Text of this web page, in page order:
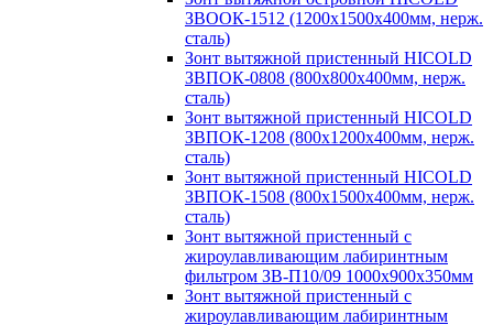
ЗВООК-1512 (1200х1500х400мм, нерж.
сталь)
Зонт вытяжной пристенный HICOLD
ЗВПОК-0808 (800х800х400мм, нерж.
сталь)
Зонт вытяжной пристенный HICOLD
ЗВПОК-1208 (800х1200х400мм, нерж.
сталь)
Зонт вытяжной пристенный HICOLD
ЗВПОК-1508 (800х1500х400мм, нерж.
сталь)
Зонт вытяжной пристенный с
жироулавливающим лабиринтным
фильтром ЗВ-П10/09 1000х900х350мм
Зонт вытяжной пристенный с
жироулавливающим лабиринтным